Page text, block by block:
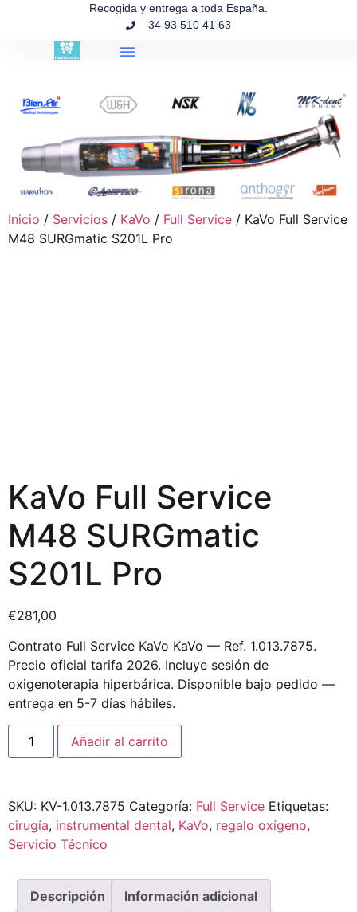
Recogida y entrega a toda España.
34 93 510 41 63
Inicio / Servicios / KaVo / Full Service / KaVo Full Service
M48 SURGmatic S201L Pro
KaVo Full Service
M48 SURGmatic
S201L Pro
€281,00
Contrato Full Service KaVo KaVo — Ref. 1.013.7875.
Precio oficial tarifa 2026. Incluye sesión de
oxigenoterapia hiperbárica. Disponible bajo pedido —
entrega en 5-7 días hábiles.
Añadir al carrito
SKU: KV-1.013.7875 Categoría: Full Service Etiquetas:
cirugía, instrumental dental, KaVo, regalo oxígeno,
Servicio Técnico
Descripción Información adicional